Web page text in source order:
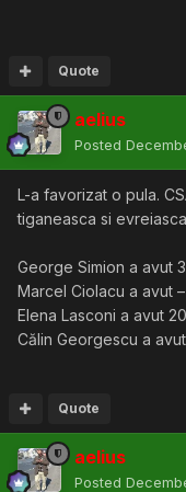
Quote
aelius
Posted
L-a favorizat o pula.
tiganeasca si
George Simion a avut
Marcel Ciolacu a avut
Elena Lasconi a avut
Călin Georgescu a
Quote
aelius
Posted